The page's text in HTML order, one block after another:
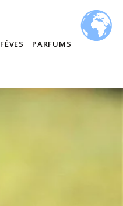
FÈVES PARFUMS